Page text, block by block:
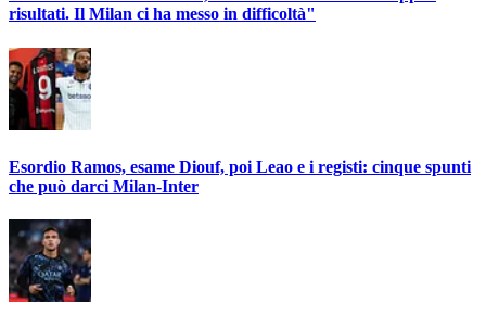
risultati. Il Milan ci ha messo in difficoltà"
Esordio Ramos, esame Diouf, poi Leao e i registi: cinque spunti
che può darci Milan-Inter